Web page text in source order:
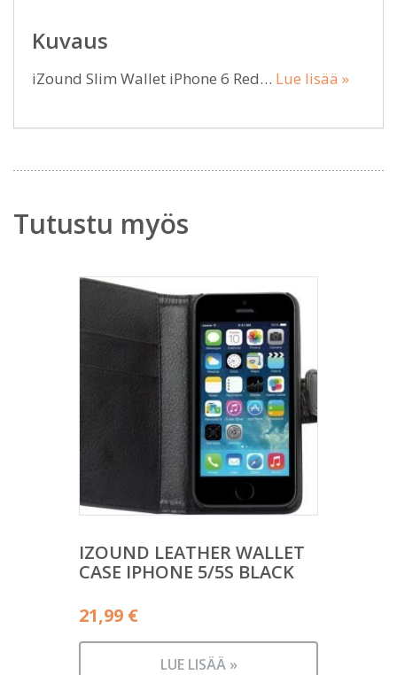
Kuvaus
iZound Slim Wallet iPhone 6 Red… Lue lisää »
Tutustu myös
IZOUND LEATHER WALLET
CASE IPHONE 5/5S BLACK
21,99 €
LUE LISÄÄ »